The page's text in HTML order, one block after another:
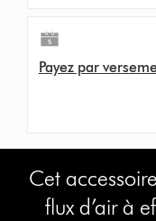
Payez par
Cet
flux d’air à